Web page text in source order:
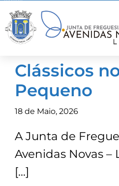
content
Freguesia
Informações
Notícias
Clássicos
Pequeno
18 de Maio, 2026
A Junta de
Avenidas Novas –
[…]